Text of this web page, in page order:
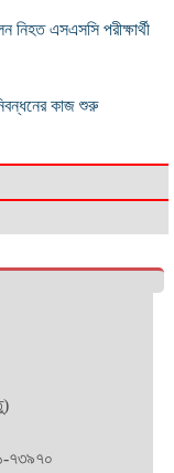
নিহত এসএসসি পরীক্ষার্থী
কাজ শুরু
৭৩৯৭০